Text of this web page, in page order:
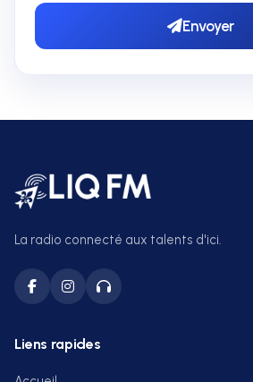
Envoyer
La radio connecté aux talents d'ici.
Liens rapides